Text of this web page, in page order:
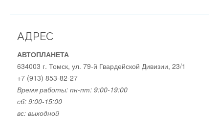
АДРЕС
АВТОПЛАНЕТА
634003 г. Томск, ул. 79-й Гвардейской Дивизии, 23/1
+7 (913) 853-82-27
Время работы: пн-пт: 9:00-19:00
сб: 9:00-15:00
вс: выходной